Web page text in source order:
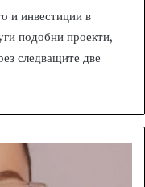
и инвестиции в
подобни проекти,
следващите две